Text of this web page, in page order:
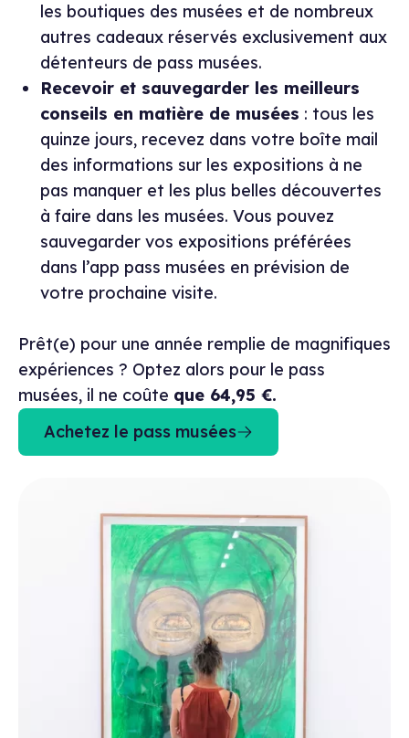
les boutiques des musées et de nombreux
autres cadeaux réservés exclusivement aux
détenteurs de pass musées.
Recevoir et sauvegarder les meilleurs
conseils en matière de musées : tous les
quinze jours, recevez dans votre boîte mail
des informations sur les expositions à ne
pas manquer et les plus belles découvertes
à faire dans les musées. Vous pouvez
sauvegarder vos expositions préférées
dans l’app pass musées en prévision de
votre prochaine visite.
Prêt(e) pour une année remplie de magnifiques
expériences ? Optez alors pour le pass
musées, il ne coûte que 64,95 €.
Achetez le pass musées